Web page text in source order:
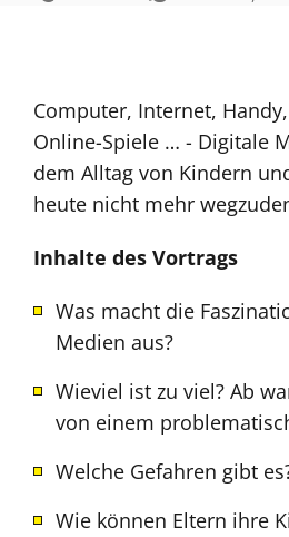
Computer, Internet,
Online-Spiele … - Digitale
dem Alltag von Kindern
heute nicht mehr
Inhalte des Vortrags
Was macht die
Medien aus?
Wieviel ist zu viel? Ab
von einem
Welche Gefahren gibt
Wie können Eltern ihre